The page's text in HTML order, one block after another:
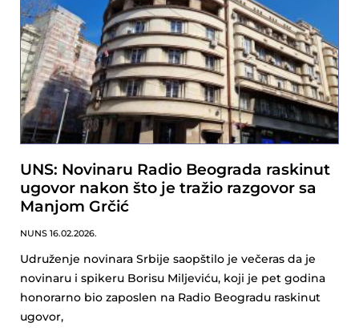
UNS: Novinaru Radio Beograda raskinut
ugovor nakon što je tražio razgovor sa
Manjom Grčić
NUNS 16.02.2026.
Udruženje novinara Srbije saopštilo je večeras da je
novinaru i spikeru Borisu Miljeviću, koji je pet godina
honorarno bio zaposlen na Radio Beogradu raskinut
ugovor,